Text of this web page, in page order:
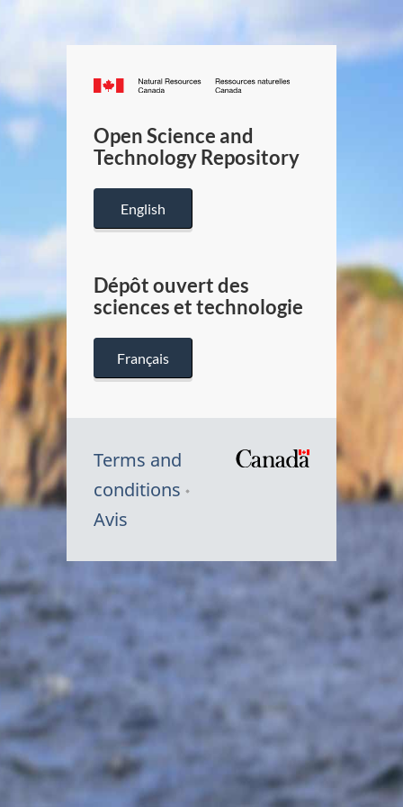
Canada.ca
/
Canada
Open Science and
Technology Repository
English
Dépôt ouvert des
sciences et technologie
Français
Terms and
conditions
Avis
Symbole
Canada